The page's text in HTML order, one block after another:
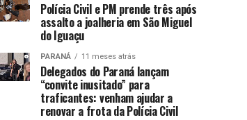
Polícia Civil e PM prende três após
assalto a joalheria em São Miguel
do Iguaçu
PARANÁ 11 meses atrás
Delegados do Paraná lançam
“convite inusitado” para
traficantes: venham ajudar a
renovar a frota da Polícia Civil